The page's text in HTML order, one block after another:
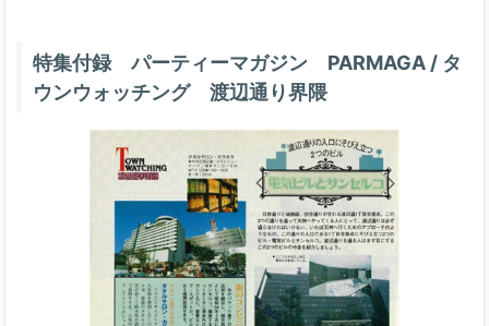
特集付録 パーティーマガジン PARMAGA / タ
ウンウォッチング 渡辺通り界隈